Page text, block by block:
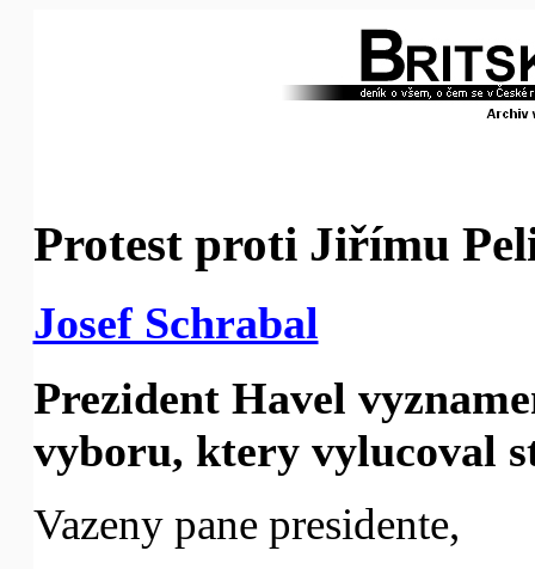
Protest proti Jiřímu
Josef Schrabal
Prezident Havel
vyboru, ktery vylucoval
Vazeny pane presidente,